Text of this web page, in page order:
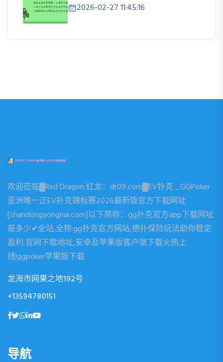
2026-02-27 11:45:16
欢迎莅临▓Red Dragon 红龙：dr09.com▓EV扑克 _GGPoker
亚洲唯一正EV扑克锦标赛2026最新版官方下载网址
[shandongyongnai.com]以下简称：gg扑克官方app下载网址
是多少✔全站,全称:gg扑克官方网站,德扑保险玩法助你稳定
盈利,官网下载地址,安卓及苹果版客户端下载火热上
线!ggpoker苹果版下载
龙海市网果之地192号
+13594780151
导航